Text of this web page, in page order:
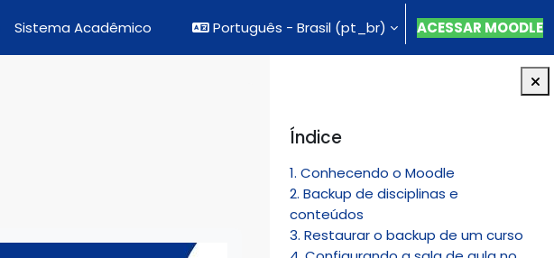
Sistema Acadêmico Português - Brasil ‎(pt_br)‎ ACESSAR MOODLE
Blocos
Pular Índice
Índice
1. Conhecendo o Moodle
2. Backup de disciplinas e
conteúdos
3. Restaurar o backup de um curso